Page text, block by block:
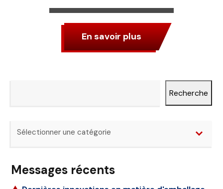
En savoir plus
Recherche
Sélectionner une catégorie
Messages récents